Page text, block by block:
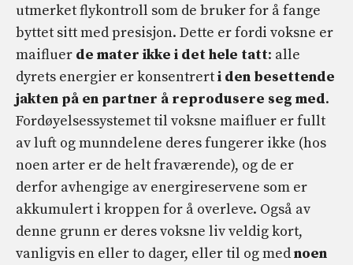
utmerket flykontroll som de bruker for å fange
byttet sitt med presisjon. Dette er fordi voksne er
maifluer de mater ikke i det hele tatt: alle
dyrets energier er konsentrerti den besettende
jakten på en partner å reprodusere seg med.
Fordøyelsessystemet til voksne maifluer er fullt
av luft og munndelene deres fungerer ikke (hos
noen arter er de helt fraværende), og de er
derfor avhengige av energireservene som er
akkumulert i kroppen for å overleve. Også av
denne grunn er deres voksne liv veldig kort,
vanligvis en eller to dager, eller til og mednoen